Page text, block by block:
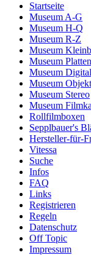
Startseite
Museum A-G
Museum H-Q
Museum R-Z
Museum
Museum
Museum
Museum
Museum Stereo
Museum
Rollfilmboxen
Sepplbauer's
Hersteller-für-
Vitessa
Suche
Infos
FAQ
Links
Registrieren
Regeln
Datenschutz
Off Topic
Impressum